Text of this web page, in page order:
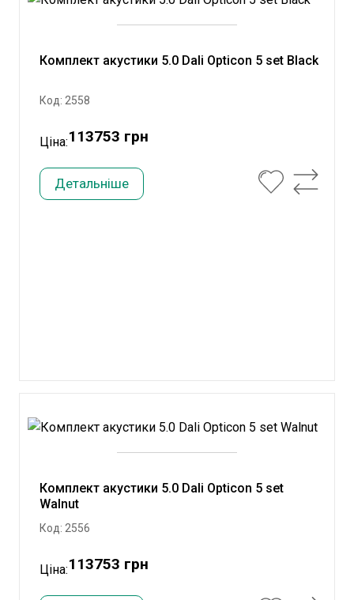
Комплект акустики 5.0 Dali Opticon 5 set Black
Код: 2558
Ціна:113753 грн
Детальніше
Комплект акустики 5.0 Dali Opticon 5 set
Walnut
Код: 2556
Ціна:113753 грн